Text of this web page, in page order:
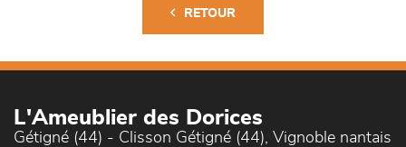
RETOUR
L'Ameublier des Dorices
Gétigné (44) - Clisson Gétigné (44), Vignoble nantais